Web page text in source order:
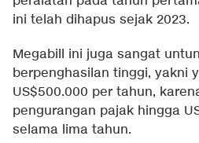
ini telah dihapus sejak 2023.
Megabill ini juga sangat
berpenghasilan tinggi, yakni
US$500.000 per tahun,
pengurangan pajak hingga
selama lima tahun.